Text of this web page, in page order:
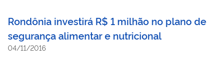
Rondônia investirá R$ 1 milhão no plano de
segurança alimentar e nutricional
04/11/2016